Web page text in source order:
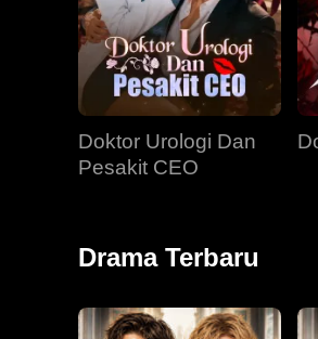
Doktor Urologi Dan
Pesakit CEO
Drama Terbaru